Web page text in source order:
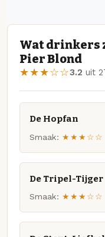
Wat drinkers
Pier Blond
★★★☆☆3.2 uit
De Hopfan
Smaak: ★★★☆☆
De Tripel-Tijger
Smaak: ★★★☆☆